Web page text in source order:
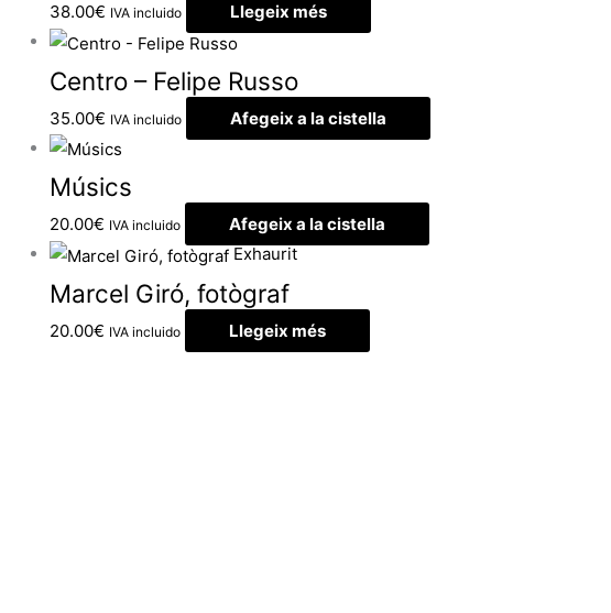
38.00€ IVA incluido Llegeix més
Centro – Felipe Russo
35.00€ IVA incluido Afegeix a la cistella
Músics
20.00€ IVA incluido
Afegeix a la cistella
Exhaurit
Marcel Giró, fotògraf
20.00€ IVA incluido Llegeix més